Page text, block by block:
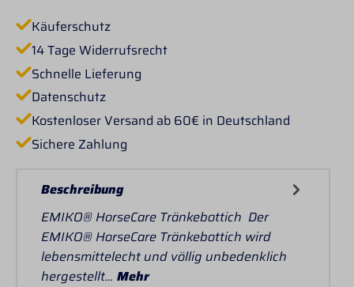
Käuferschutz
14 Tage Widerrufsrecht
Schnelle Lieferung
Datenschutz
Kostenloser Versand ab 60€ in Deutschland
Sichere Zahlung
Beschreibung
EMIKO® HorseCare Tränkebottich Der
EMIKO® HorseCare Tränkebottich wird
lebensmittelecht und völlig unbedenklich
hergestellt… Mehr